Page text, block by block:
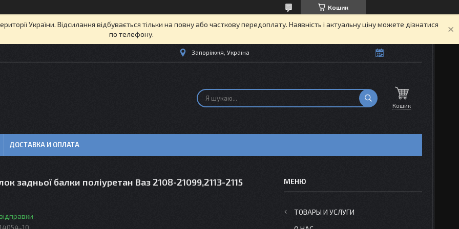
Кошик
України. Відсилання відбувається тільки на повну або часткову передоплату. Наявність і актуальну ціну можете дізнатися
по телефону.
Запоріжжя, Україна
Кошик
ДОСТАВКА И ОПЛАТА
задньої балки поліуретан Ваз 2108-21099,2113-2115
10
ТОВАРЫ И УСЛУГИ